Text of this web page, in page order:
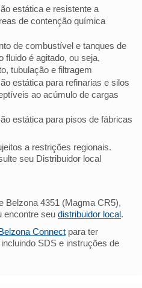
estática e resistente a
de contenção química
de combustível e tanques de
fluido é agitado, ou seja,
tubulação e filtragem
estática para refinarias e silos
ao acúmulo de cargas
estática para pisos de fábricas
a restrições regionais.
seu Distribuidor local
Belzona 4351 (Magma CR5),
encontre seu distribuidor local.
Connect para ter
SDS e instruções de